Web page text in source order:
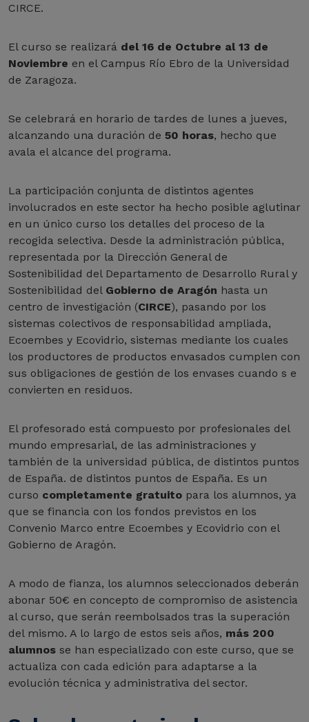
CIRCE.
El curso se realizará del 16 de Octubre al 13 de
Noviembre en el Campus Río Ebro de la Universidad
de Zaragoza.
Se celebrará en horario de tardes de lunes a jueves,
alcanzando una duración de 50 horas, hecho que
avala el alcance del programa.
La participación conjunta de distintos agentes
involucrados en este sector ha hecho posible aglutinar
en un único curso los detalles del proceso de la
recogida selectiva. Desde la administración pública,
representada por la Dirección General de
Sostenibilidad del Departamento de Desarrollo Rural y
Sostenibilidad del Gobierno de Aragón hasta un
centro de investigación (CIRCE), pasando por los
sistemas colectivos de responsabilidad ampliada,
Ecoembes y Ecovidrio, sistemas mediante los cuales
los productores de productos envasados cumplen con
sus obligaciones de gestión de los envases cuando s e
convierten en residuos.
El profesorado está compuesto por profesionales del
mundo empresarial, de las administraciones y
también de la universidad pública, de distintos puntos
de España. de distintos puntos de España. Es un
curso completamente gratuito para los alumnos, ya
que se financia con los fondos previstos en los
Convenio Marco entre Ecoembes y Ecovidrio con el
Gobierno de Aragón.
A modo de fianza, los alumnos seleccionados deberán
abonar 50€ en concepto de compromiso de asistencia
al curso, que serán reembolsados tras la superación
del mismo. A lo largo de estos seis años, más 200
alumnos se han especializado con este curso, que se
actualiza con cada edición para adaptarse a la
evolución técnica y administrativa del sector.